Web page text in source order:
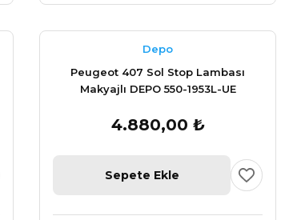
Depo
Peugeot 407 Sol Stop Lambası
Makyajlı DEPO 550-1953L-UE
4.880,00 ₺
Sepete Ekle